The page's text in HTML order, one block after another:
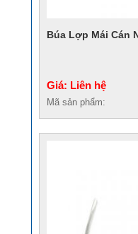
Búa Lợp Mái Cán
Giá: Liên hệ
Mã sản phẩm: